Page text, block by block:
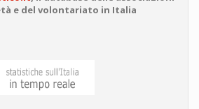
e del volontariato in Italia